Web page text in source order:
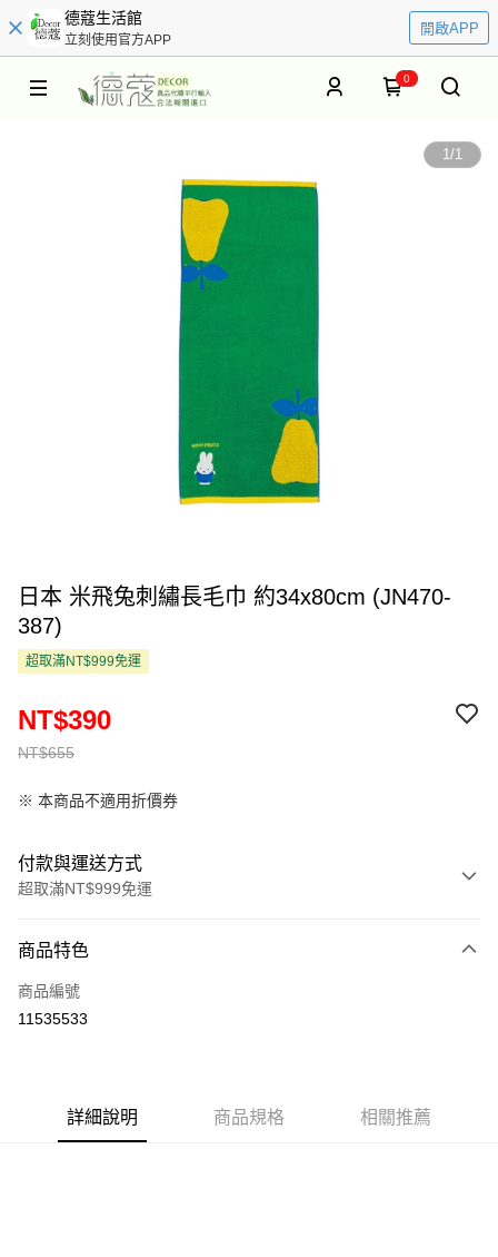
德蔻生活館
立刻使用官方APP
開啟APP
0
1/1
日本 米飛兔刺繡長毛巾 約34x80cm (JN470-
387)
超取滿NT$999免運
NT$655
NT$390
※ 本商品不適用折價券
付款與運送方式
超取滿NT$999免運
信用卡一次付款
超商取貨付款
街口支付
商品特色
商品編號
11535533
詳細說明 商品規格 相關推薦